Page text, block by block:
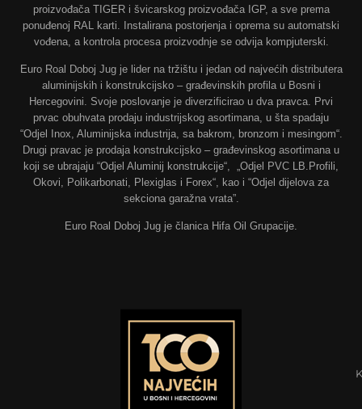
proizvođača TIGER i švicarskog proizvođača IGP, a sve prema
ponuđenoj RAL karti. Instalirana postorjenja i oprema su automatski
vođena, a kontrola procesa proizvodnje se odvija kompjuterski.
Euro Roal Doboj Jug je lider na tržištu i jedan od najvećih distributera
aluminijskih i konstrukcijsko – građevinskih profila u Bosni i
Hercegovini. Svoje poslovanje je diverzificirao u dva pravca. Prvi
prvac obuhvata prodaju industrijskog asortimana, u šta spadaju
“Odjel Inox, Aluminijska industrija, sa bakrom, bronzom i mesingom“.
Drugi pravac je prodaja konstrukcijsko – građevinskog asortimana u
koji se ubrajaju “Odjel Aluminij konstrukcije“, „Odjel PVC LB.Profili,
Okovi, Polikarbonati, Plexiglas i Forex“, kao i “Odjel dijelova za
sekciona garažna vrata”.
Euro Roal Doboj Jug je članica Hifa Oil Grupacije.